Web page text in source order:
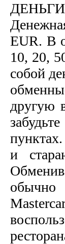
ДЕНЬГИ
EUR. В
10, 20,
собой
другую
и